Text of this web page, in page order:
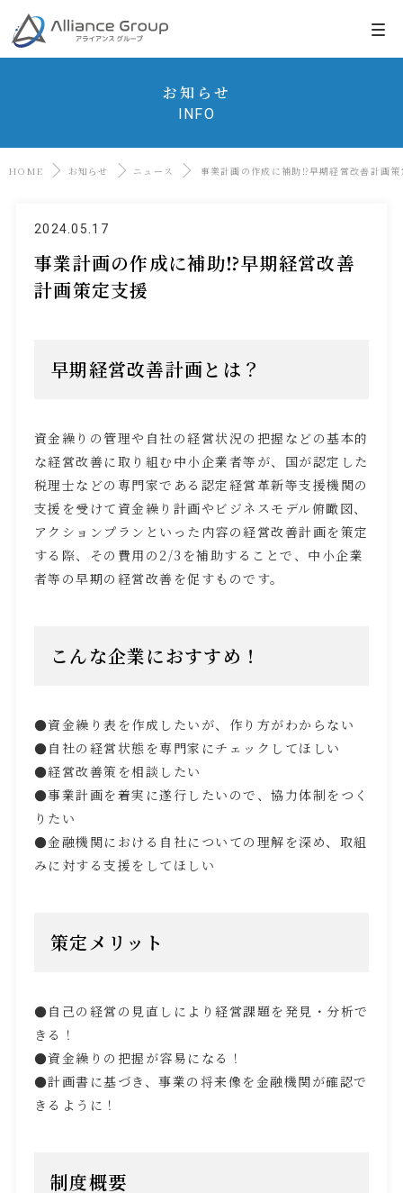
お知らせ
INFO
HOME お知らせ ニュース 事業計画の作成に補助⁉早期経営改善計画
2024.05.17
事業計画の作成に補助⁉早期経営改善
計画策定支援
早期経営改善計画とは？
資金繰りの管理や自社の経営状況の把握などの基本的
な経営改善に取り組む中小企業者等が、国が認定した
税理士などの専門家である認定経営革新等支援機関の
支援を受けて資金繰り計画やビジネスモデル俯瞰図、
アクションプランといった内容の経営改善計画を策定
する際、その費用の 2/3 を補助することで、中小企業
者等の早期の経営改善を促すものです。
こんな企業におすすめ！
●資金繰り表を作成したいが、作り方がわからない
●自社の経営状態を専門家にチェックしてほしい
●経営改善策を相談したい
●事業計画を着実に遂行したいので、協力体制をつく
りたい
●金融機関における自社についての理解を深め、取組
みに対する支援をしてほしい
策定メリット
●自己の経営の見直しにより経営課題を発見・分析で
きる！
●資金繰りの把握が容易になる！
●計画書に基づき、事業の将来像を金融機関が確認で
きるように！
制度概要